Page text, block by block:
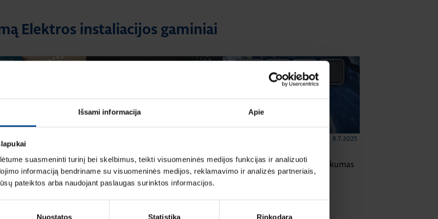
Išsami informacija Apie
suasmeninti turinį bei skelbimus, teikti visuomeninės medijos funkcijas ir analizuoti
informaciją bendriname su visuomeninės medijos, reklamavimo ir analizės partneriais,
pateiktos arba naudojant paslaugas surinktos informacijos.
Nuostatos Statistika Rinkodara
Elektros instaliacijos gaminiai
laikas: 1 min
instaliacinių kanalų ir
16.9.2025 | Skaitymo laikas: 1 min
HAGER elektros instaliacija
ARCHzona 2025 parodoje
8.7.2025
Berker W.1 cubyko: ilgaamžiškumas
ir tvarumas viename